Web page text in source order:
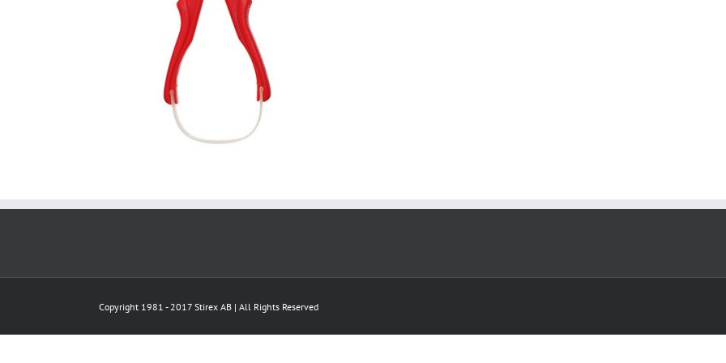
Copyright 1981 - 2017 Stirex AB | All Rights Reserved